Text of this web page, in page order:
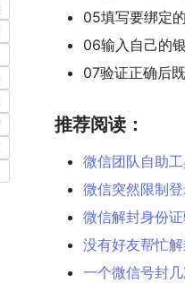
05填写要绑定
06输入自己的
07验证正确后既
推荐阅读：
微信团队自助
微信突然限制
微信解封身份
没有好友帮忙
一个微信号封